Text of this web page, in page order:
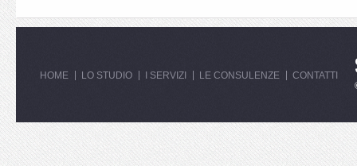
HOME LO STUDIO I SERVIZI LE CONSULENZE CONTATTI